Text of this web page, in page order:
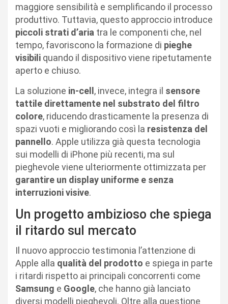
maggiore sensibilità e semplificando il processo
produttivo. Tuttavia, questo approccio introduce
piccoli strati d’aria tra le componenti che, nel
tempo, favoriscono la formazione di pieghe
visibili quando il dispositivo viene ripetutamente
aperto e chiuso.
La soluzione in-cell, invece, integra il sensore
tattile direttamente nel substrato del filtro
colore, riducendo drasticamente la presenza di
spazi vuoti e migliorando così la resistenza del
pannello. Apple utilizza già questa tecnologia
sui modelli di iPhone più recenti, ma sul
pieghevole viene ulteriormente ottimizzata per
garantire un display uniforme e senza
interruzioni visive.
Un progetto ambizioso che spiega
il ritardo sul mercato
Il nuovo approccio testimonia l’attenzione di
Apple alla qualità del prodotto e spiega in parte
i ritardi rispetto ai principali concorrenti come
Samsung e Google, che hanno già lanciato
diversi modelli pieghevoli. Oltre alla questione